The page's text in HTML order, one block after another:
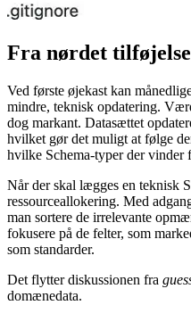
Fra nørdet
Ved første øjekast kan
mindre, teknisk opdatering.
dog markant. Datasættet
hvilket gør det muligt at følge
hvilke Schema-typer der vinder
Når der skal lægges en teknisk
ressourceallokering. Med
man sortere de irrelevante
fokusere på de felter, som
som standarder.